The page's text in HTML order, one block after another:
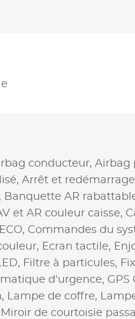
conducteur, Airbag
Arrêt et
Banquette AR
et AR couleur caisse,
Commandes du
Ecran tactile,
Filtre à particules,
d'urgence, GPS
Lampe de coffre,
Miroir de courtoisie